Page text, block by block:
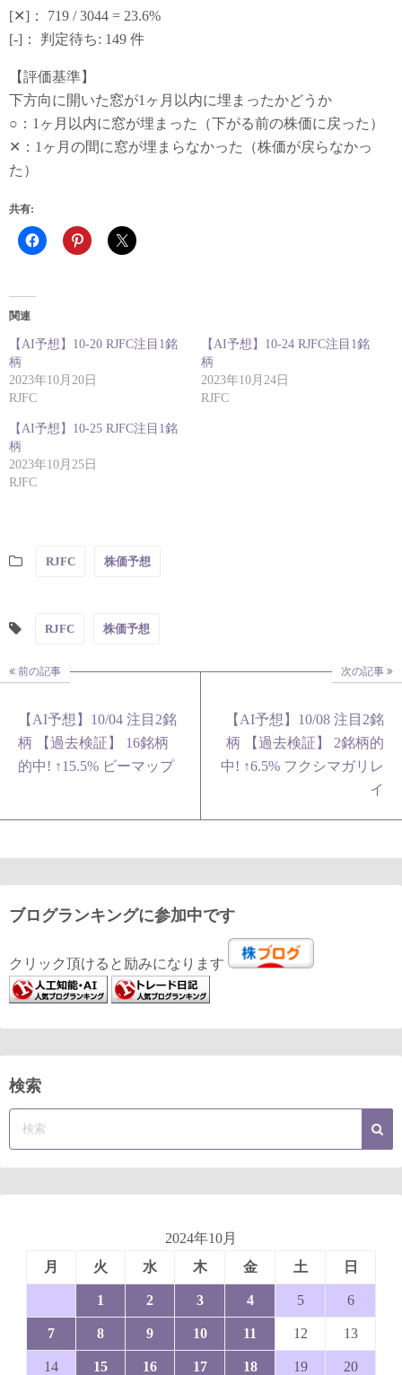
[✕]： 719 / 3044 = 23.6%
[-]： 判定待ち: 149 件
【評価基準】
下方向に開いた窓が1ヶ月以内に埋まったかどうか
○：1ヶ月以内に窓が埋まった（下がる前の株価に戻った）
✕：1ヶ月の間に窓が埋まらなかった（株価が戻らなかっ
た）
共有:
関連
【AI予想】10-20 RJFC注目1銘
柄
2023年10月20日
RJFC
【AI予想】10-24 RJFC注目1銘
柄
2023年10月24日
RJFC
【AI予想】10-25 RJFC注目1銘
柄
2023年10月25日
RJFC
RJFC 株価予想
RJFC 株価予想
前の記事
【AI予想】10/04 注目2銘
柄 【過去検証】 16銘柄
的中! ↑15.5% ビーマップ
次の記事
【AI予想】10/08 注目2銘
柄 【過去検証】 2銘柄的
中! ↑6.5% フクシマガリレ
イ
ブログランキングに参加中です
クリック頂けると励みになります
検索
2024年10月
月
火 水 木 金 土 日
1 2 3 4 5 6
7 8 9 10 11 12 13
14 15 16 17 18 19 20